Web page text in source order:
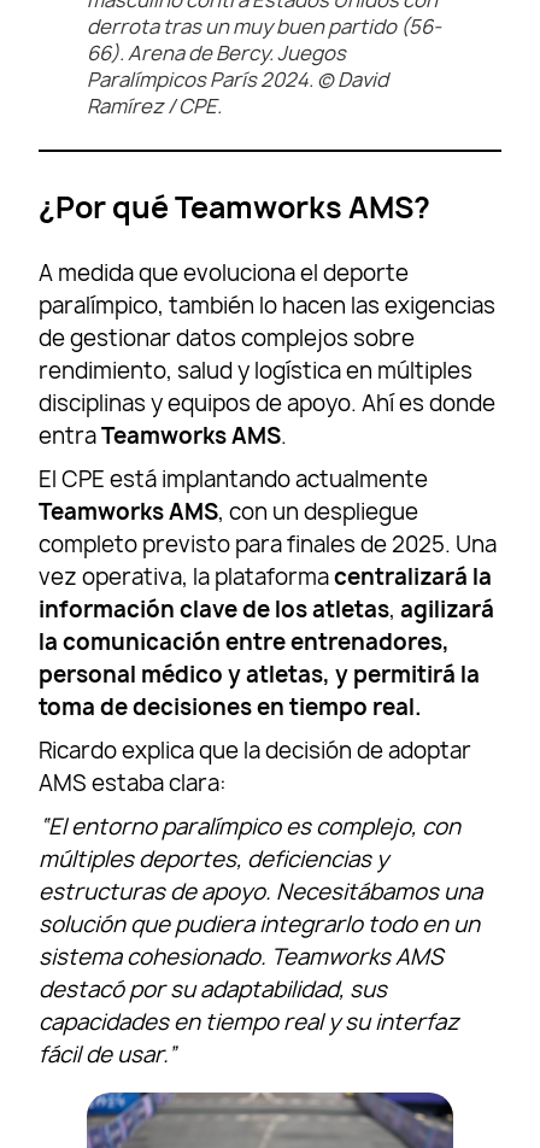
derrota tras un muy buen partido (56-
66). Arena de Bercy. Juegos
Paralímpicos París 2024. © David
Ramírez / CPE.
¿Por qué Teamworks AMS?
A medida que evoluciona el deporte
paralímpico, también lo hacen las exigencias
de gestionar datos complejos sobre
rendimiento, salud y logística en múltiples
disciplinas y equipos de apoyo. Ahí es donde
entraTeamworks AMS.
El CPE está implantando actualmente
Teamworks AMS, con un despliegue
completo previsto para finales de 2025. Una
vez operativa, la plataformacentralizará la
información clave de los atletas,agilizará
la comunicación entre entrenadores,
personal médico y atletas, y permitirá la
toma de decisiones en tiempo real.
Ricardo explica que la decisión de adoptar
AMS estaba clara:
“El entorno paralímpico es complejo, con
múltiples deportes, deficiencias y
estructuras de apoyo. Necesitábamos una
solución que pudiera integrarlo todo en un
sistema cohesionado. Teamworks AMS
destacó por su adaptabilidad, sus
capacidades en tiempo real y su interfaz
fácil de usar.”